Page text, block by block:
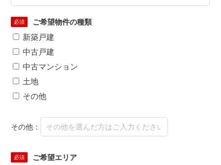
必須
ご希望物件の種類
新築戸建
中古戸建
中古マンション
土地
その他
その他：
必須
ご希望エリア